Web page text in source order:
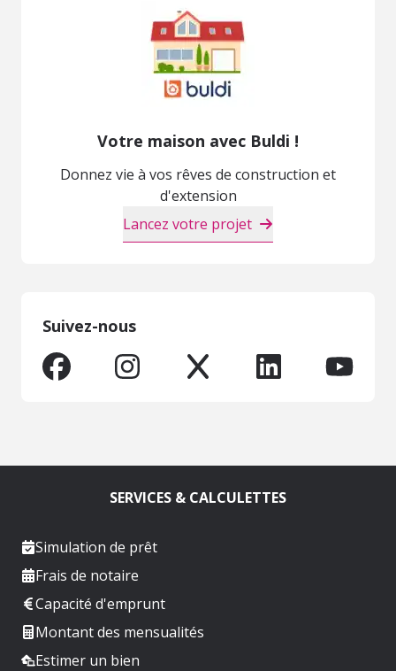
Votre maison avec Buldi !
Donnez vie à vos rêves de construction et
d'extension
Lancez votre projet
Suivez-nous
SERVICES & CALCULETTES
Simulation de prêt
Frais de notaire
Capacité d'emprunt
Montant des mensualités
Estimer un bien